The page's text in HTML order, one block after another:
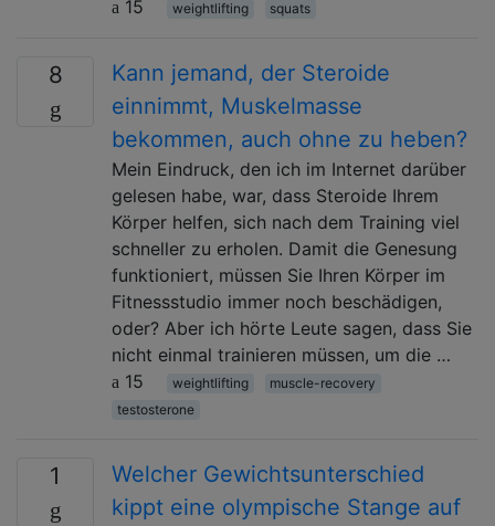
15 weightlifting squats
8
Kann jemand, der Steroide
einnimmt, Muskelmasse
bekommen, auch ohne zu heben?
Mein Eindruck, den ich im Internet darüber
gelesen habe, war, dass Steroide Ihrem
Körper helfen, sich nach dem Training viel
schneller zu erholen. Damit die Genesung
funktioniert, müssen Sie Ihren Körper im
Fitnessstudio immer noch beschädigen,
oder? Aber ich hörte Leute sagen, dass Sie
nicht einmal trainieren müssen, um die …
15
weightlifting
muscle-recovery
testosterone
1
Welcher Gewichtsunterschied
kippt eine olympische Stange auf